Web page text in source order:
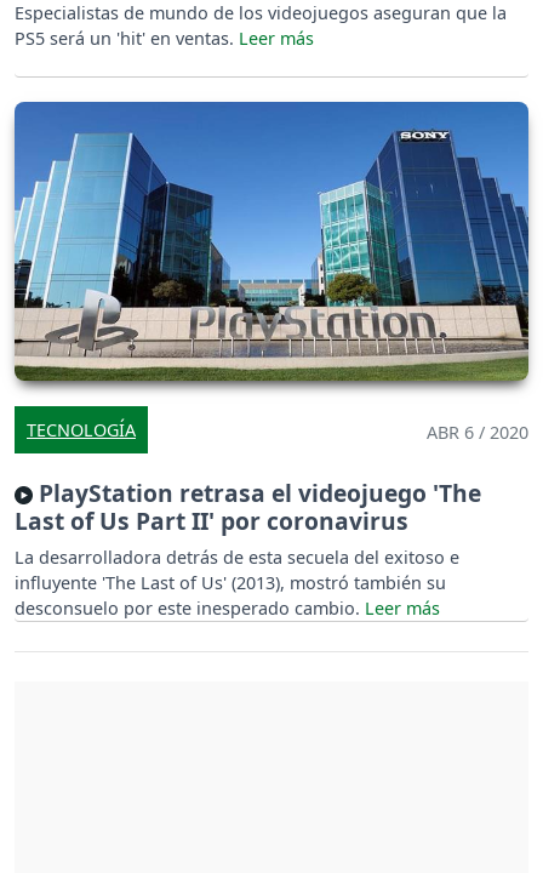
Especialistas de mundo de los videojuegos aseguran que la
PS5 será un 'hit' en ventas.
TECNOLOGÍA ABR 6 / 2020
PlayStation retrasa el videojuego 'The
Last of Us Part II' por coronavirus
La desarrolladora detrás de esta secuela del exitoso e
influyente 'The Last of Us' (2013), mostró también su
desconsuelo por este inesperado cambio.